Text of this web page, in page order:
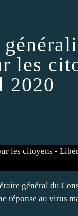
les
2020
général du
réponse au virus